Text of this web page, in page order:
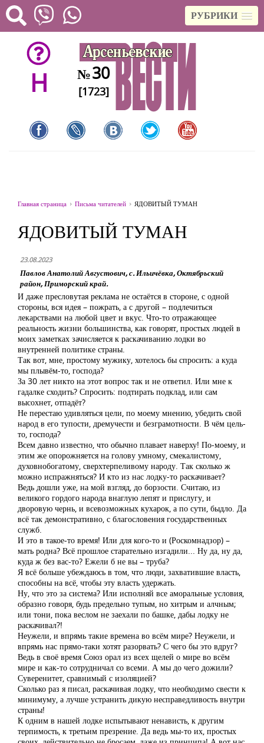
РУБРИКИ
H №30
[1723]
Главная страница Письма читателей ЯДОВИТЫЙ ТУМАН
ЯДОВИТЫЙ ТУМАН
23.08.2023
Павлов Анатолий Августович, с. Ильичёвка, Октябрьский
район, Приморский край.
И даже пресловутая реклама не остаётся в стороне, с одной
стороны, вся идея – пожрать, а с другой – подлечиться
лекарствами на любой цвет и вкус. Что-то отражающее
реальность жизни большинства, как говорят, простых людей в
моих заметках зачисляется к раскачиванию лодки во
внутренней политике страны.
Так вот, мне, простому мужику, хотелось бы спросить: а куда
мы плывём-то, господа?
За 30 лет никто на этот вопрос так и не ответил. Или мне к
гадалке сходить? Спросить: подтирать подклад, или сам
высохнет, отпадёт?
Не перестаю удивляться цели, по моему мнению, убедить свой
народ в его тупости, дремучести и безграмотности. В чём цель-
то, господа?
Всем давно известно, что обычно плавает наверху! По-моему, и
этим же опорожняется на голову умному, смекалистому,
духовнобогатому, сверхтерпеливому народу. Так сколько ж
можно испражняться? И кто из нас лодку-то раскачивает?
Ведь дошли уже, на мой взгляд, до борзости. Считаю, из
великого гордого народа внаглую лепят и прислугу, и
дворовую чернь, и всевозможных кухарок, а по сути, быдло. Да
всё так демонстративно, с благословения государственных
служб.
И это в такое-то время! Или для кого-то и (Роскомнадзор) –
мать родна? Всё прошлое старательно изгадили... Ну да, ну да,
куда ж без вас-то? Ежели б не вы – труба?
Я всё больше убеждаюсь в том, что люди, захватившие власть,
способны на всё, чтобы эту власть удержать.
Ну, что это за система? Или исполняй все аморальные условия,
образно говоря, будь предельно тупым, но хитрым и алчным;
или тони, пока веслом не заехали по башке, дабы лодку не
раскачивал?!
Неужели, и впрямь такие времена во всём мире? Неужели, и
впрямь нас прямо-таки хотят разорвать? С чего бы это вдруг?
Ведь в своё время Союз орал из всех щелей о мире во всём
мире и как-то сотрудничал со всеми. А мы до чего дожили?
Суверенитет, сравнимый с изоляцией?
Сколько раз я писал, раскачивая лодку, что необходимо свести к
минимуму, а лучше устранить дикую несправедливость внутри
страны!
К одним в нашей лодке испытывают ненависть, к другим
терпимость, к третьим презрение. Да ведь мы-то их, простых